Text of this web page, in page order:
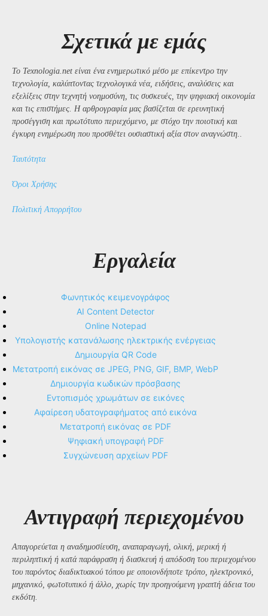
Σχετικά με εμάς
Το Texnologia.net είναι ένα ενημερωτικό μέσο με επίκεντρο την
τεχνολογία, καλύπτοντας τεχνολογικά νέα, ειδήσεις, αναλύσεις και
εξελίξεις στην τεχνητή νοημοσύνη, τις συσκευές, την ψηφιακή οικονομία
και τις επιστήμες. Η αρθρογραφία μας βασίζεται σε ερευνητική
προσέγγιση και πρωτότυπο περιεχόμενο, με στόχο την ποιοτική και
έγκυρη ενημέρωση που προσθέτει ουσιαστική αξία στον αναγνώστη..
Ταυτότητα
Όροι Χρήσης
Πολιτική Απορρήτου
Εργαλεία
Φωνητικός κειμενογράφος
AI Content Detector
Online Notepad
Υπολογιστής κατανάλωσης ηλεκτρικής ενέργειας
Δημιουργία QR Code
Μετατροπή εικόνας σε JPEG, PNG, GIF, BMP, WebP
Δημιουργία κωδικών πρόσβασης
Εντοπισμός χρωμάτων σε εικόνες
Αφαίρεση υδατογραφήματος από εικόνα
Μετατροπή εικόνας σε PDF
Ψηφιακή υπογραφή PDF
Συγχώνευση αρχείων PDF
Αντιγραφή περιεχομένου
Απαγορεύεται η αναδημοσίευση, αναπαραγωγή, ολική, μερική ή
περιληπτική ή κατά παράφραση ή διασκευή ή απόδοση του περιεχομένου
του παρόντος διαδικτυακού τόπου με οποιονδήποτε τρόπο, ηλεκτρονικό,
μηχανικό, φωτοτυπικό ή άλλο, χωρίς την προηγούμενη γραπτή άδεια του
εκδότη.